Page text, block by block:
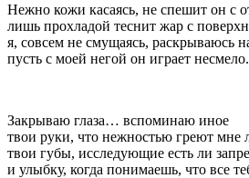
Нежно кожи касаясь, не спешит он с
лишь прохладой теснит жар с
я, совсем не смущаясь, раскрываюсь
пусть с моей негой он играет несмело.
Закрываю глаза… вспоминаю иное
твои руки, что нежностью греют мне
твои губы, исследующие есть ли
и улыбку, когда понимаешь, что все